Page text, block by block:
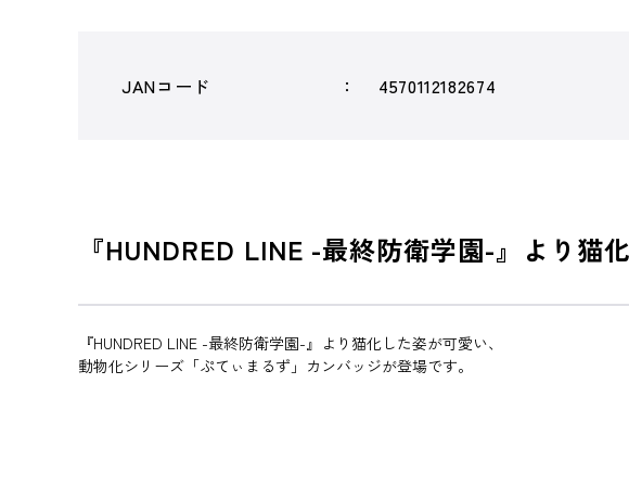
JANコード 4570112182674
『HUNDRED LINE -最終防衛学園-』より
『HUNDRED LINE -最終防衛学園-』より猫化した姿が可愛い、
動物化シリーズ「ぷてぃまるず」カンバッジが登場です。